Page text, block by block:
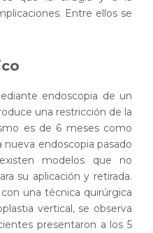
Entre ellos se
endoscopia de un
una restricción de la
es de 6 meses como
endoscopia pasado
modelos que no
su aplicación y retirada.
una técnica quirúrgica
vertical, se observa
presentaron a los 5